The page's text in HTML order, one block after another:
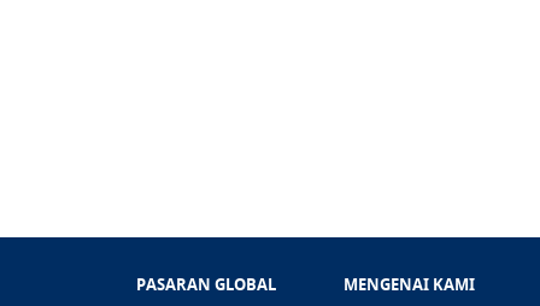
PASARAN GLOBAL MENGENAI KAMI